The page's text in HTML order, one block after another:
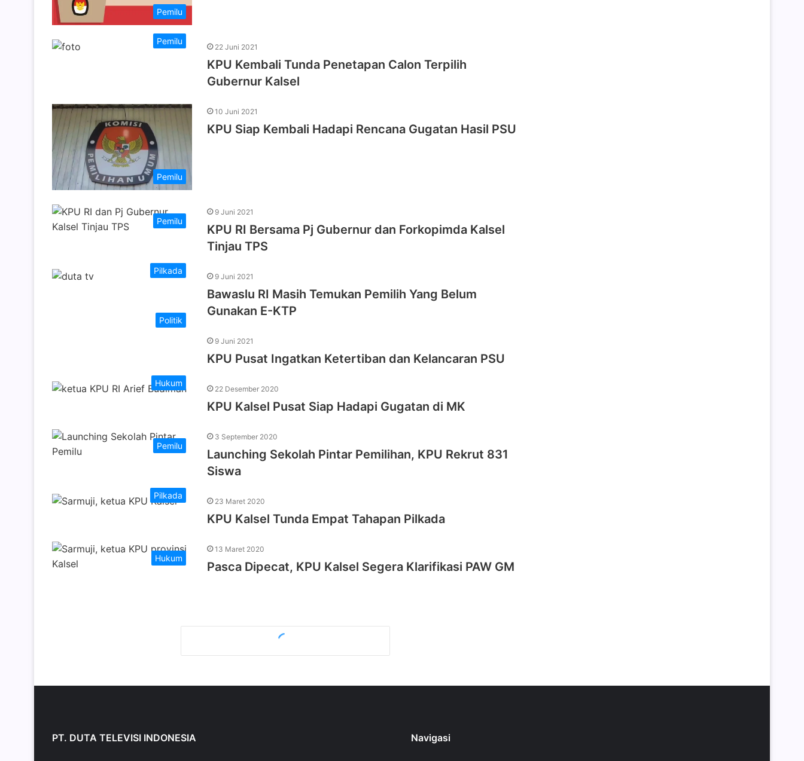
Pemilu
Pemilu
22 Juni 2021
KPU Kembali Tunda Penetapan Calon Terpilih
Gubernur Kalsel
Pemilu
10 Juni 2021
KPU Siap Kembali Hadapi Rencana Gugatan Hasil PSU
Pemilu
9 Juni 2021
KPU RI Bersama Pj Gubernur dan Forkopimda Kalsel
Tinjau TPS
Pilkada
9 Juni 2021
Bawaslu RI Masih Temukan Pemilih Yang Belum
Gunakan E-KTP
Politik
9 Juni 2021
KPU Pusat Ingatkan Ketertiban dan Kelancaran PSU
Hukum
22 Desember 2020
KPU Kalsel Pusat Siap Hadapi Gugatan di MK
Pemilu
3 September 2020
Launching Sekolah Pintar Pemilihan, KPU Rekrut 831
Siswa
Pilkada
23 Maret 2020
KPU Kalsel Tunda Empat Tahapan Pilkada
Hukum
13 Maret 2020
Pasca Dipecat, KPU Kalsel Segera Klarifikasi PAW GM
PT. DUTA TELEVISI INDONESIA Navigasi